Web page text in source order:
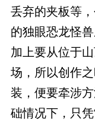
丢弃的夹板等
的独眼恐龙怪
加上要从位于
场，所以创作
装，便要牵涉
础情况下，只